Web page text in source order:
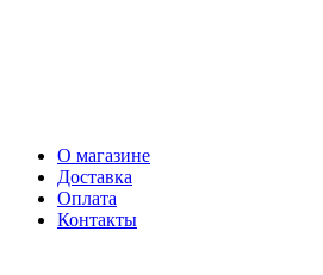
О магазине
Доставка
Оплата
Контакты